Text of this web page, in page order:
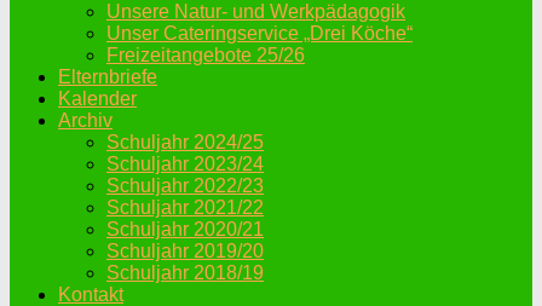
Unsere Natur- und Werkpädagogik
Unser Cateringservice „Drei Köche“
Freizeitangebote 25/26
Elternbriefe
Kalender
Archiv
Schuljahr 2024/25
Schuljahr 2023/24
Schuljahr 2022/23
Schuljahr 2021/22
Schuljahr 2020/21
Schuljahr 2019/20
Schuljahr 2018/19
Kontakt